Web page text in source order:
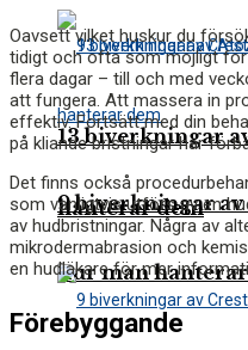
9 biverkningar av
hur man
13 biverkningar
hanterar dem
Oavsett vilket huskur du
tidigt och ofta som möjligt
flera dagar – till och med
att fungera. Att massera in
effektiv. Fortsätt med din
på kliande bristningar har
Det finns också
som vanligtvis utförs av en
av hudbristningar. Några av
mikrodermabrasion och
en hudläkare för mer
Förebyggande